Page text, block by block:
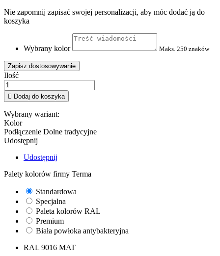
Nie zapomnij zapisać swojej personalizacji, aby móc dodać ją do
koszyka
Wybrany kolor Maks. 250 znaków
Zapisz dostosowywanie
Ilość
 Dodaj do koszyka
Wybrany wariant:
Kolor
Podłączenie Dolne tradycyjne
Udostępnij
Udostępnij
Palety kolorów firmy Terma
Standardowa
Specjalna
Paleta kolorów RAL
Premium
Biała powłoka antybakteryjna
RAL 9016 MAT